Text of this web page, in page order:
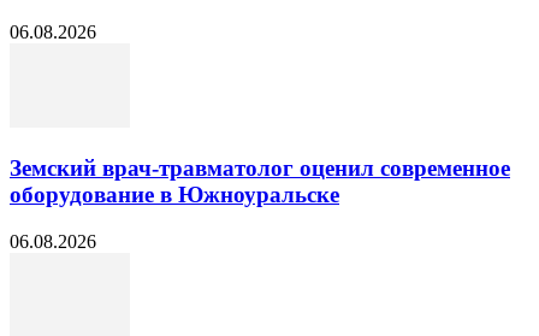
06.08.2026
Земский врач-травматолог оценил современное
оборудование в Южноуральске
06.08.2026